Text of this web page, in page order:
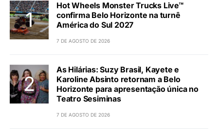
Hot Wheels Monster Trucks Live™
confirma Belo Horizonte na turnê
América do Sul 2027
7 DE AGOSTO DE 2026
As Hilárias: Suzy Brasil, Kayete e
Karoline Absinto retornam a Belo
Horizonte para apresentação única no
Teatro Sesiminas
7 DE AGOSTO DE 2026